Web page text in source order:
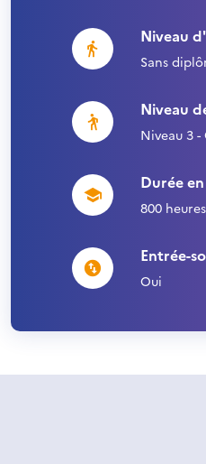
Niveau
Sans
Niveau
Niveau 3 -
Durée
800 heures
Entrée-
Oui